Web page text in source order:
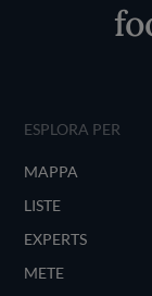
ESPLORA PER
MAPPA
LISTE
EXPERTS
METE